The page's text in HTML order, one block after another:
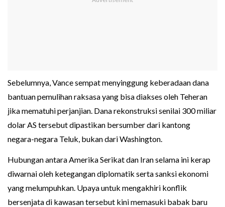
Sebelumnya, Vance sempat menyinggung keberadaan dana
bantuan pemulihan raksasa yang bisa diakses oleh Teheran
jika mematuhi perjanjian. Dana rekonstruksi senilai 300 miliar
dolar AS tersebut dipastikan bersumber dari kantong
negara-negara Teluk, bukan dari Washington.
Hubungan antara Amerika Serikat dan Iran selama ini kerap
diwarnai oleh ketegangan diplomatik serta sanksi ekonomi
yang melumpuhkan. Upaya untuk mengakhiri konflik
bersenjata di kawasan tersebut kini memasuki babak baru